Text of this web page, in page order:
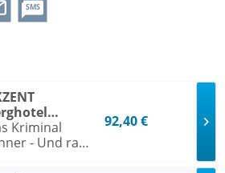
SMS
Thale
Kriminal
- Und raus
92,40 €